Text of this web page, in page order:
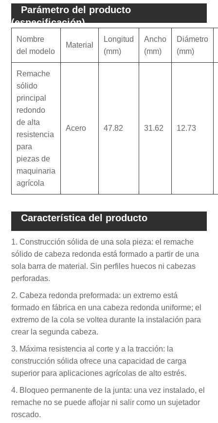
Parámetro del producto
(especificación)
Nombre
del modelo
Material
Longitud
(mm)
Ancho
(mm)
Diámetro
(mm)
Remache
sólido
principal
redondo
de alta
resistencia
para
piezas de
maquinaria
agrícola
Acero 47.82 31.62 12.73
Característica del producto
1. Construcción sólida de una sola pieza: el remache
sólido de cabeza redonda está formado a partir de una
sola barra de material. Sin perfiles huecos ni cabezas
perforadas.
2. Cabeza redonda preformada: un extremo está
formado en fábrica en una cabeza redonda uniforme; el
extremo de la cola se voltea durante la instalación para
crear la segunda cabeza.
3. Máxima resistencia al corte y a la tracción: la
construcción sólida ofrece una capacidad de carga
superior para aplicaciones agrícolas de alto estrés.
4. Bloqueo permanente de la junta: una vez instalado, el
remache no se puede aflojar ni salir como un sujetador
roscado.